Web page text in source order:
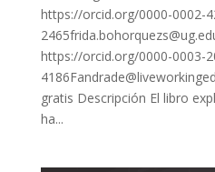
https://orcid.org/0000-0002-
https://orcid.org/0000-0003-
gratis Descripción El libro
ha...